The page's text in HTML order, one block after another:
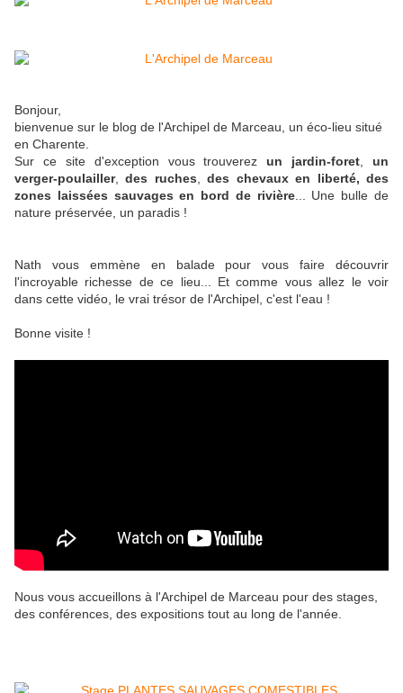
Bonjour,
bienvenue sur le blog de l'Archipel de Marceau, un éco-lieu situé
en Charente.
Sur ce site d'exception vous trouverezun jardin-foret
un
verger-poulailler,des ruches ,des chevaux en liberté, des
zones laissées sauvages en bord de rivière... Une bulle de
nature préservée, un paradis !
Nath vous emmène en balade pour vous faire découvrir
l'incroyable richesse de ce lieu... Et comme vous allez le voir
dans cette vidéo, le vrai trésor de l'Archipel, c'est l'eau !
Bonne visite !
Nous vous accueillons à l'Archipel de Marceau pour des stages,
des conférences, des expositions tout au long de l'année.